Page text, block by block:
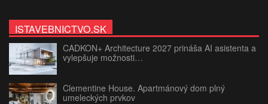
ISTAVEBNICTVO.SK
CADKON+ Architecture 2027 prináša AI asistenta a
vylepšuje možnosti…
Clementine House. Apartmánový dom plný
umeleckých prvkov